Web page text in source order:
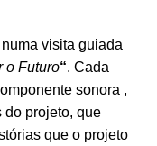
visita guiada
o Futuro“. Cada
sonora ,
projeto, que
que o projeto